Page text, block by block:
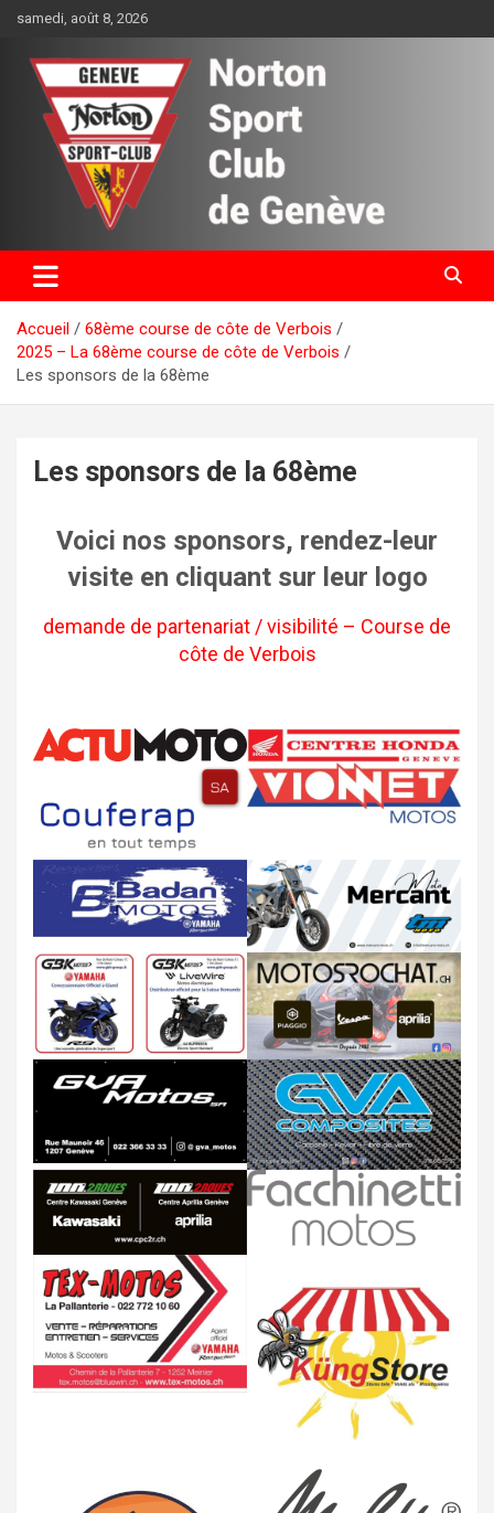
contenu
samedi, août 8, 2026
Norton Sport Club de Genève
Accueil
68ème course de côte de Verbois
2025 – La 68ème course de côte de Verbois
Les sponsors de la 68ème
Les sponsors de la 68ème
Voici nos sponsors, rendez-leur
visite en cliquant sur leur logo
demande de partenariat / visibilité – Course de
côte de Verbois